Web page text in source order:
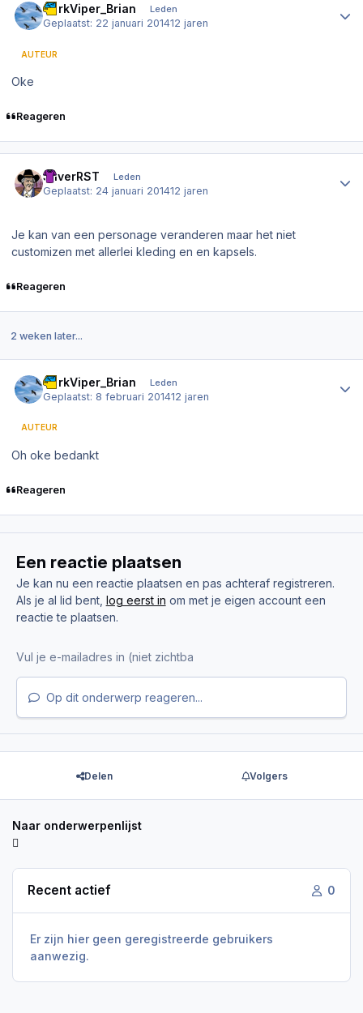
DarkViper_Brian Leden
Geplaatst: 22 januari 201412 jaren
AUTEUR
Oke
Reageren
SilverRST Leden
Geplaatst: 24 januari 201412 jaren
Je kan van een personage veranderen maar het niet
customizen met allerlei kleding en en kapsels.
Reageren
2 weken later...
DarkViper_Brian Leden
Geplaatst: 8 februari 201412 jaren
AUTEUR
Oh oke bedankt
Reageren
Een reactie plaatsen
Je kan nu een reactie plaatsen en pas achteraf registreren.
Als je al lid bent, log eerst in om met je eigen account een
reactie te plaatsen.
Op dit onderwerp reageren...
Delen Volgers
Naar onderwerpenlijst
Recent actief 0
Er zijn hier geen geregistreerde gebruikers
aanwezig.